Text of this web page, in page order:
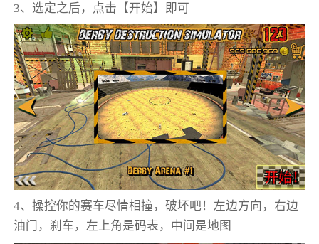
3、选定之后，点击【开始】即可
4、操控你的赛车尽情相撞，破坏吧！左边方向，右边
油门，刹车，左上角是码表，中间是地图